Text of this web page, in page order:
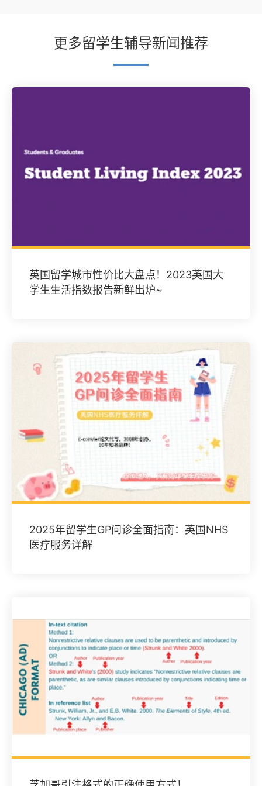
更多留学生辅导新闻推荐
英国留学城市性价比大盘点！2023英国大
学生生活指数报告新鲜出炉~
2025年留学生GP问诊全面指南：英国NHS
医疗服务详解